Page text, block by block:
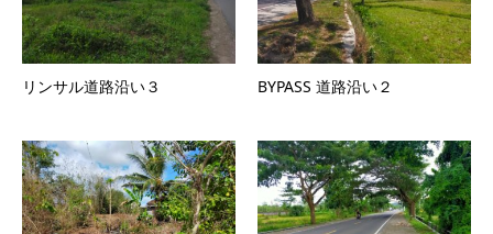
リンサル道路沿い３ BYPASS 道路沿い２